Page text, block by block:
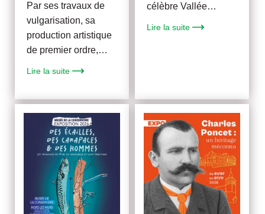
Par ses travaux de
vulgarisation, sa
production artistique
de premier ordre,…
Lire la suite
célèbre Vallée…
Lire la suite